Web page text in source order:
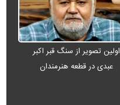
اولین تصویر از سنگ قبر اکبر
عبدی در قطعه هنرمندان